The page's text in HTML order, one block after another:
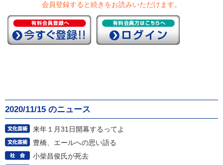
会員登録すると続きをお読みいただけます。
2020/11/15 のニュース
来年１月31日開幕するってよ
豊橋、エールへの思い語る
小柴昌俊氏が死去